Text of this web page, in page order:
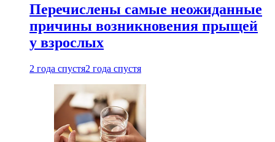
Перечислены самые неожиданные
причины возникновения прыщей
у взрослых
2 года спустя2 года спустя